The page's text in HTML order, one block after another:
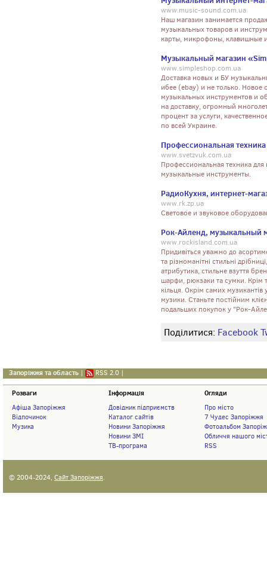
www.music-sound.com.ua
Наш магазин занимается
музыкальных товаров и
карты, микрофоны, клавишные
Музыкальный магазин
www.simpleshop.com.ua
Доставка новых и БУ
ибее (ebay) и не только.
музыкальных инструментов и
на доставку, огромный
процент за услуги,
по всей Украине.
Профессиональная
www.svetzvuk.com.ua
Профессиональная техника
музыкальные инструменты.
РадиоКухня, интернет-
www.rk.zp.ua
Световое и звуковое
Рок-Айленд, музыкальный
www.rockisland.com.ua
Придивіться уважно до
та різноманітні стильні
атрибутика, стильне взуття
шарфи, рюкзаки та сумки. Крім
кільця. Окрім самих
музики. Станьте постійним
подальших покупок у "Рок-
Поділитися: Facebook
Запоріжжя та область | RSS 2.0 |
Розваги
Афіша Запоріжжя
Відпочинок
Музика
Інформація
Довідник підприємств
Каталог сайтів
Новини Запоріжжя
Новини ЗМІ
ТВ-програма
Огляди
Про місто
7 Чудес Запоріжжя
Фотоальбом
Обличчя нашого
RSS
© 2004-2024, Сайт Запоріжжя.